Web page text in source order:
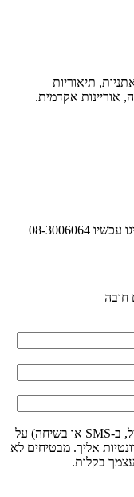
תיאוריות
אוריינות אקדמית.
3006064
חובה
בלחיצה על הכפתור, נדאג לעדכן אותך (במייל, ב-SMS או בשיחה) על
אליך. מבטיחים לא
בקלות.